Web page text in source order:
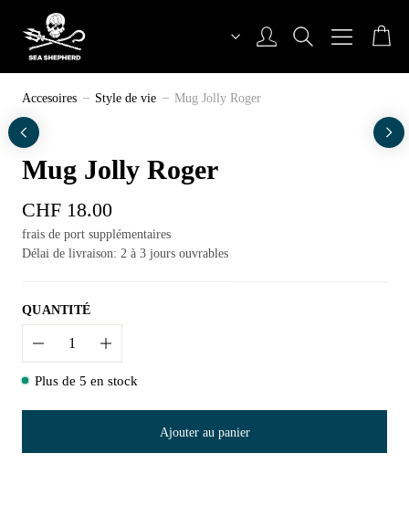
contenu
Sea Shepherd Switzerland
Accesoires Style de vie Mug Jolly Roger
Mug Jolly Roger
CHF 18.00
frais de port supplémentaires
Délai de livraison: 2 à 3 jours ouvrables
QUANTITÉ
Quantité
Plus de 5 en stock
Ajouter au panier